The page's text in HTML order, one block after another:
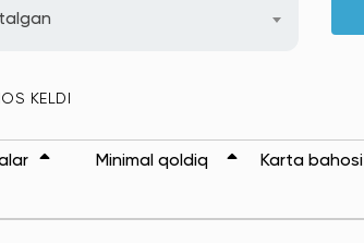
KELDI
Minimal qoldiq Karta bahosi